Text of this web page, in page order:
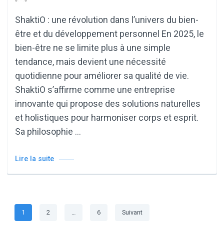
ShaktiO : une révolution dans l’univers du bien-
être et du développement personnel En 2025, le
bien-être ne se limite plus à une simple
tendance, mais devient une nécessité
quotidienne pour améliorer sa qualité de vie.
ShaktiO s’affirme comme une entreprise
innovante qui propose des solutions naturelles
et holistiques pour harmoniser corps et esprit.
Sa philosophie …
Lire la suite
Pagination
des
Page
1 Page
2 Page
6 Suivant